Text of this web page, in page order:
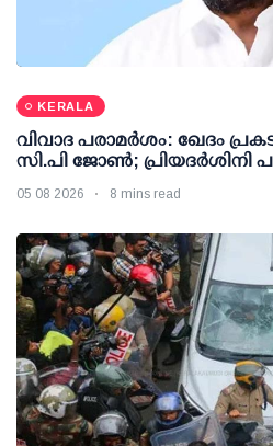
KERALA
വിവാദ പരാമര്‍ശം: ഖേദം
സി.പി ജോണ്‍; പ്രിയദര്‍ശിനി
05 08 2026 8 mins read